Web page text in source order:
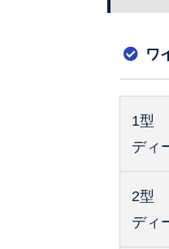
ワ
1型
ディ
2型
ディ